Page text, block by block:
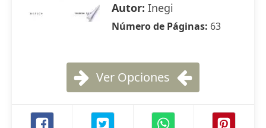
Autor: Inegi
Número de Páginas: 63
Ver Opciones